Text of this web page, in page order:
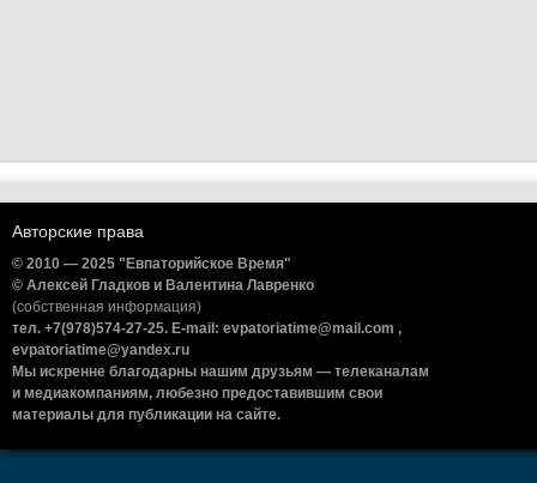
Авторские права
© 2010 — 2025 "Евпаторийское Время"
© Алексей Гладков и Валентина Лавренко
(собственная информация)
тел. +7(978)574-27-25. E-mail: evpatoriatime@mail.com ,
evpatoriatime@yandex.ru
Мы искренне благодарны нашим друзьям — телеканалам
и медиакомпаниям, любезно предоставившим свои
материалы для публикации на сайте.